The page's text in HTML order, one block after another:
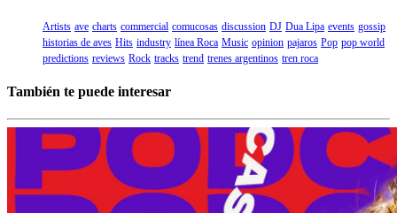
Artists ave charts commercial comucosas discussion DJ Dua Lipa events gossip
historias de aves Hits industry línea Roca Music opinion pajaros Pop pop world
predictions reviews Rock tracks trend trenes argentinos tren roca
También te puede interesar